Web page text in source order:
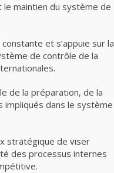
maintien du système de
et s’appuie sur la
de contrôle de la
de la préparation, de la
dans le système
stratégique de viser
des processus internes